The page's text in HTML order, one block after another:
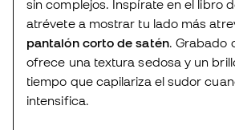
sin complejos. Inspírate en el libro
atrévete a mostrar tu lado más
pantalón corto de satén. Grabado
ofrece una textura sedosa y un
tiempo que capilariza el sudor
intensifica.